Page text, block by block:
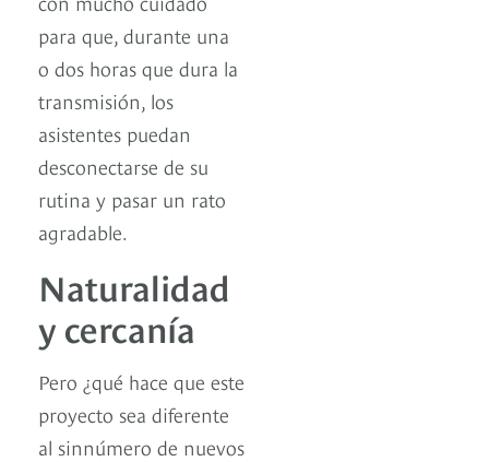
para que, durante una
o dos horas que dura la
transmisión, los
asistentes puedan
desconectarse de su
rutina y pasar un rato
agradable.
Naturalidad
y cercanía
Pero ¿qué hace que este
proyecto sea diferente
al sinnúmero de nuevos